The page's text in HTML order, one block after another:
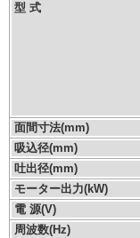
型 式
面間寸法(mm)
吸込径(mm)
吐出径(mm)
モーター出力(kW)
電 源(V)
周波数(Hz)